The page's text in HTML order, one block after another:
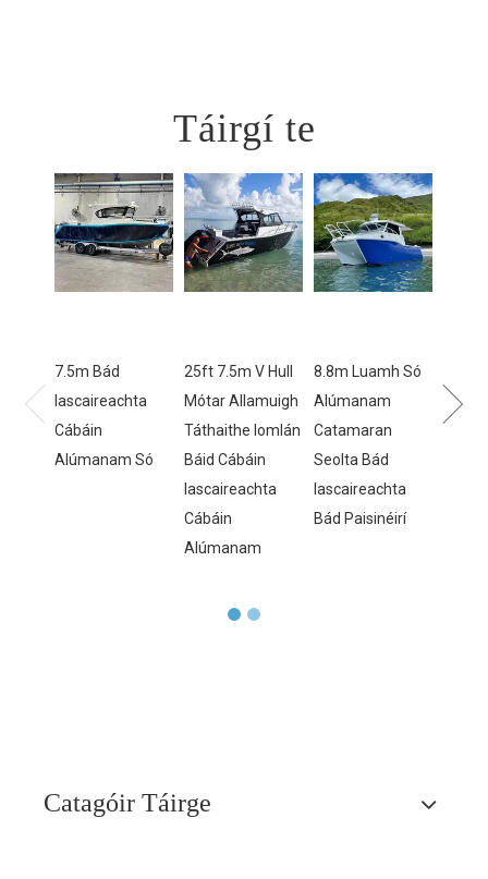
Táirgí te
7.5m Bád
Iascaireachta
Cábáin
Alúmanam Só
25ft 7.5m V Hull
Mótar Allamuigh
Táthaithe Iomlán
Báid Cábáin
Iascaireachta
Cábáin
Alúmanam
8.8m Luamh Só
Alúmanam
Catamaran
Seolta Bád
Iascaireachta
Bád Paisinéirí
Catagóir Táirge